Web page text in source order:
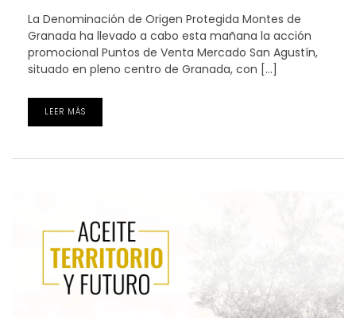
La Denominación de Origen Protegida Montes de
Granada ha llevado a cabo esta mañana la acción
promocional Puntos de Venta Mercado San Agustín,
situado en pleno centro de Granada, con […]
LEER MÁS